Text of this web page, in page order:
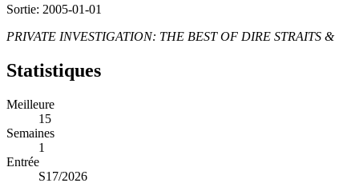
Sortie: 2005-01-01
PRIVATE INVESTIGATION: THE BEST OF DIRE STRAITS &
Statistiques
Meilleure
15
Semaines
1
Entrée
S17/2026